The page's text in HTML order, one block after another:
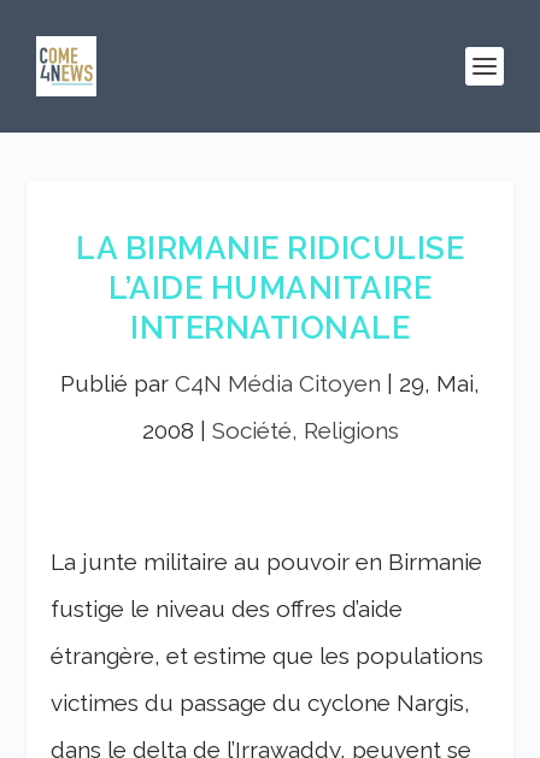
LA BIRMANIE RIDICULISE
L’AIDE HUMANITAIRE
INTERNATIONALE
Publié par C4N Média Citoyen
29, Mai,
2008
Société, Religions
La junte militaire au pouvoir en Birmanie
fustige le niveau des offres d’aide
étrangère, et estime que les populations
victimes du passage du cyclone Nargis,
dans le delta de l’Irrawaddy, peuvent se